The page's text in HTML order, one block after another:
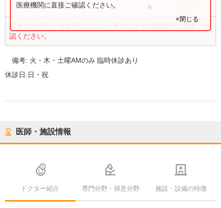
17:00〜19:00 ● ●
外来受付時間・内容等について、事前に必ず医療機関に直接ご確
認ください。
医療機関に直接ご確認ください。
×閉じる
備考: 火・木・土曜AMのみ 臨時休診あり
休診日:日・祝
医師・施設情報
ドクター紹介 専門分野・得意分野 施設・設備の特徴